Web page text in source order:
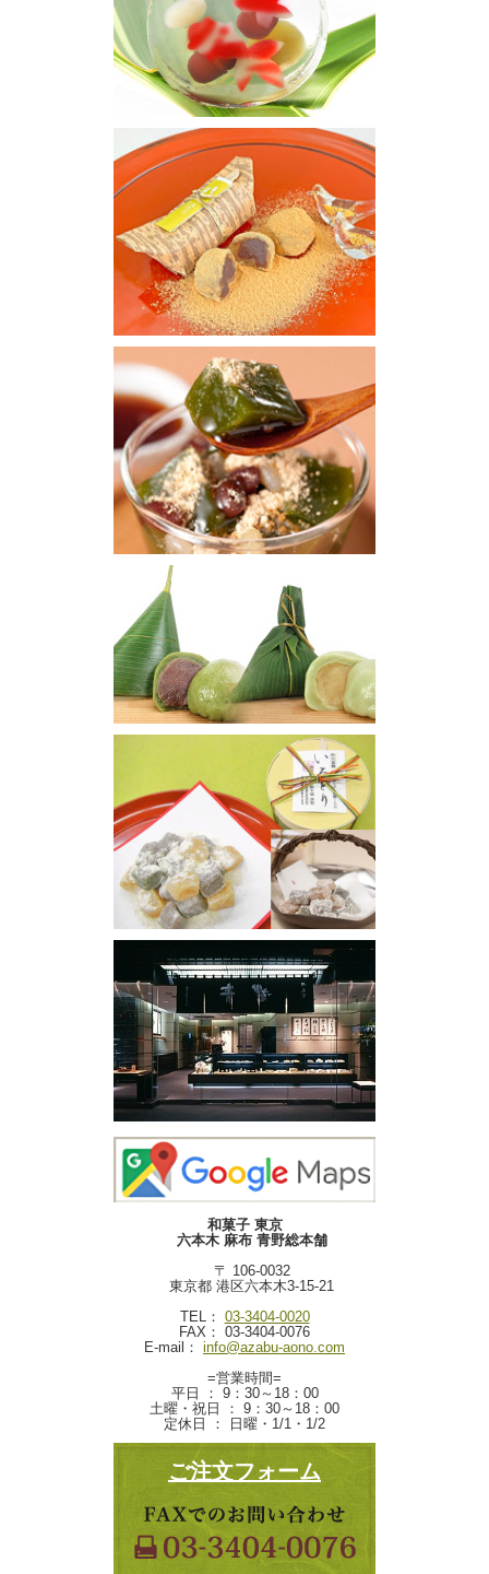
和菓子 東京
六本木 麻布 青野総本舗
〒 106-0032
東京都 港区六本木3-15-21
TEL： 03-3404-0020
FAX： 03-3404-0076
E-mail： info@azabu-aono.com
=営業時間=
平日 ： 9：30～18：00
土曜・祝日 ： 9：30～18：00
定休日 ： 日曜・1/1・1/2
ご注文フォーム